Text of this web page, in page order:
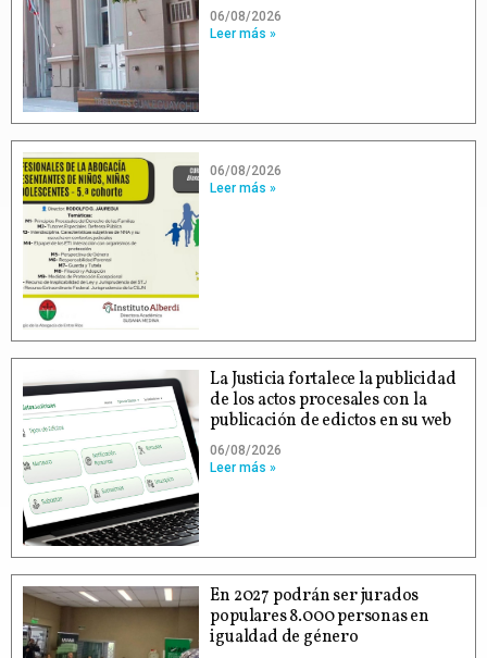
06/08/2026
Leer más »
06/08/2026
Leer más »
La Justicia fortalece la publicidad
de los actos procesales con la
publicación de edictos en su web
06/08/2026
Leer más »
En 2027 podrán ser jurados
populares 8.000 personas en
igualdad de género